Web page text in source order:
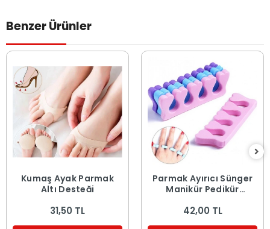
Benzer Ürünler
Kumaş Ayak Parmak
Altı Desteği
31,50 TL
Parmak Ayırıcı Sünger
Manikür Pedikür
42,00 TL